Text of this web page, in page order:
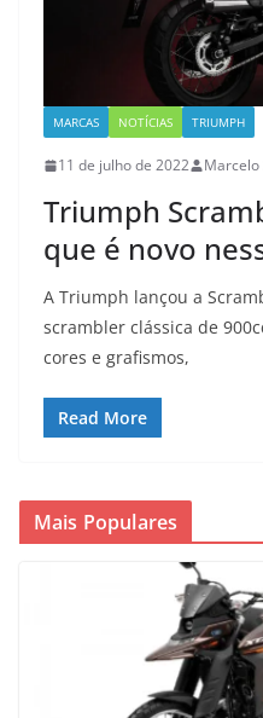
MARCAS NOTÍCIAS TRIUMPH
11 de julho de 2022 Marcelo
Triumph
que é novo
A Triumph lançou a
scrambler clássica de
cores e grafismos,
Read More
Mais Populares